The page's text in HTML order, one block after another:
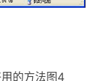
的方法图4